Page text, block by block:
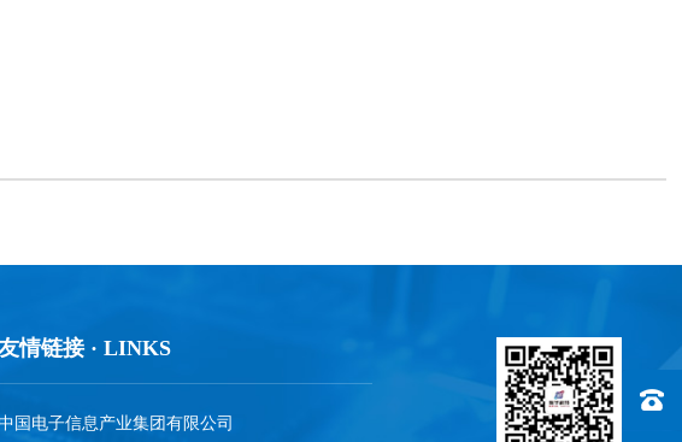
情链接 · LINKS
国电子信息产业集团有限公司
联系